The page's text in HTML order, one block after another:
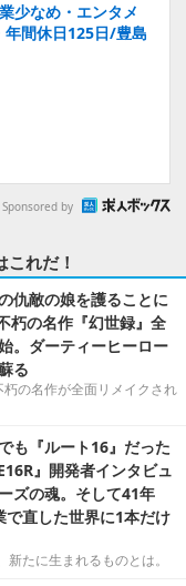
少なめ・エンタメ
年間休日125日/豊島
Sponsored by
これだ！
仇敵の娘を護ることに
朽の名作『幻世録』全
。ダーティーヒーロー
る
の名作が全面リメイクされ
も『ルート16』だった
』開発者インタビュ
ズの魂。そして41年
直した世界に1本だけ
たに生まれるものとは。